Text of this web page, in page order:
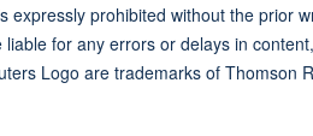
expressly prohibited without the prior
for any errors or delays in
Logo are trademarks of Thomson